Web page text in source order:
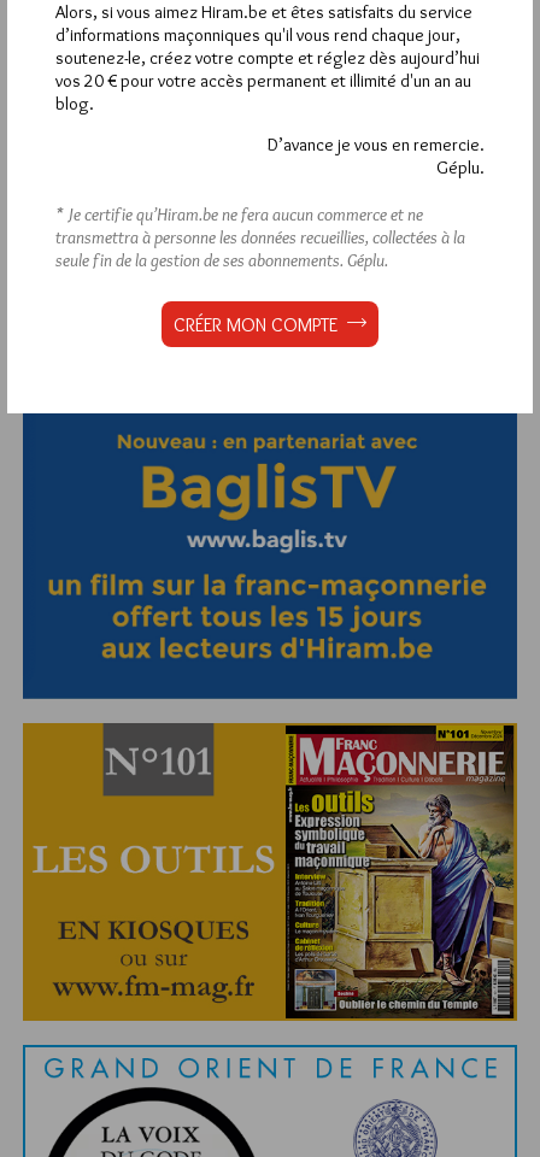
Hier vendredi 7 août 2026, Hiram.be a reçu1 864
visiteset3 133 pagesont été lues (Source :
Pirsch.io)
Alors, si vous aimez Hiram.be et êtes satisfaits du service
d’informations maçonniques qu'il vous rend chaque jour,
soutenez-le, créez votre compte et réglez dès aujourd’hui
vos 20 € pour votre accès permanent et illimité d'un an au
blog.
D’avance je vous en remercie.
Géplu.
* Je certifie qu’Hiram.be ne fera aucun commerce et ne
transmettra à personne les données recueillies, collectées à la
seule fin de la gestion de ses abonnements. Géplu.
CRÉER MON COMPTE